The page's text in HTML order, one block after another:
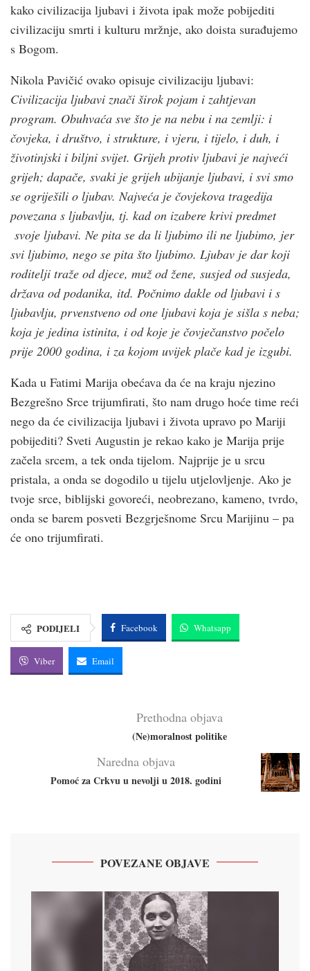
kako civilizacija ljubavi i života ipak može pobijediti
civilizaciju smrti i kulturu mržnje, ako doista surađujemo
s Bogom.
Nikola Pavičić ovako opisuje civilizaciju ljubavi:
Civilizacija ljubavi znači širok pojam i zahtjevan
program. Obuhvaća sve što je na nebu i na zemlji: i
čovjeka, i društvo, i strukture, i vjeru, i tijelo, i duh, i
životinjski i biljni svijet. Grijeh protiv ljubavi je najveći
grijeh; dapače, svaki je grijeh ubijanje ljubavi, i svi smo
se ogriješili o ljubav. Najveća je čovjekova tragedija
povezana s ljubavlju, tj. kad on izabere krivi predmet
svoje ljubavi. Ne pita se da li ljubimo ili ne ljubimo, jer
svi ljubimo, nego se pita što ljubimo. Ljubav je dar koji
roditelji traže od djece, muž od žene, susjed od susjeda,
država od podanika, itd. Počnimo dakle od ljubavi i s
ljubavlju, prvenstveno od one ljubavi koja je sišla s neba;
koja je jedina istinita, i od koje je čovječanstvo počelo
prije 2000 godina, i za kojom uvijek plače kad je izgubi.
Kada u Fatimi Marija obećava da će na kraju njezino
Bezgrešno Srce trijumfirati, što nam drugo hoće time reći
nego da će civilizacija ljubavi i života upravo po Mariji
pobijediti? Sveti Augustin je rekao kako je Marija prije
začela srcem, a tek onda tijelom. Najprije je u srcu
pristala, a onda se dogodilo u tijelu utjelovljenje. Ako je
tvoje srce, biblijski govoreći, neobrezano, kameno, tvrdo,
onda se barem posveti Bezgrješnome Srcu Marijinu – pa
će ono trijumfirati.
PODIJELI Facebook Whatsapp
Viber Email
Prethodna objava
(Ne)moralnost politike
Naredna objava
Pomoć za Crkvu u nevolji u 2018. godini
POVEZANE OBJAVE